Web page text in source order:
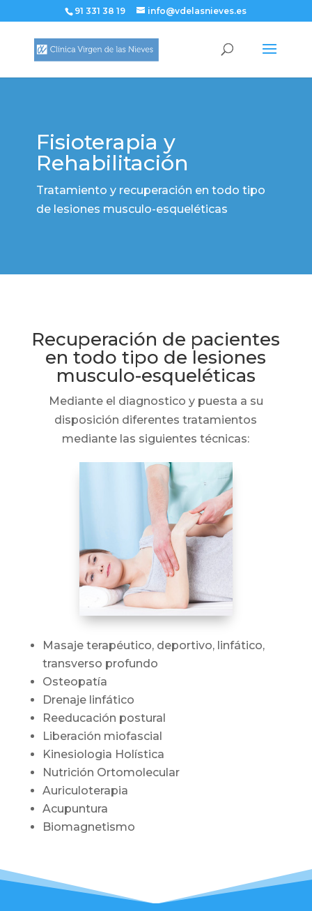
91 331 38 19 info@vdelasnieves.es
Fisioterapia y
Rehabilitación
Tratamiento y recuperación en todo tipo
de lesiones musculo-esqueléticas
Recuperación de pacientes
en todo tipo de lesiones
musculo-esqueléticas
Mediante el diagnostico y puesta a su
disposición diferentes tratamientos
mediante las siguientes técnicas:
Masaje terapéutico, deportivo, linfático,
transverso profundo
Osteopatía
Drenaje linfático
Reeducación postural
Liberación miofascial
Kinesiologia Holística
Nutrición Ortomolecular
Auriculoterapia
Acupuntura
Biomagnetismo